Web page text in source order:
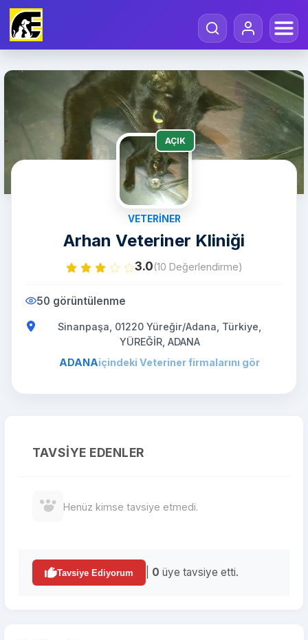
AÇIK
VETERINER
Arhan Veteriner Kliniği
3.0(10 Değerlendirme)
50 görüntülenme
Sinanpaşa, 01220 Yüreğir/Adana, Türkiye,
YÜREĞİR, ADANA
ADANAiçindeki Veteriner firmalarını gör
TAVSIYE EDENLER
Henüz kimse tavsiye etmedi.
Tavsiye Ediyorum 0 üye tavsiye etti.